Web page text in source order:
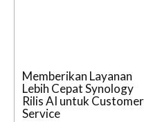
Memberikan Layanan
Lebih Cepat Synology
Rilis AI untuk Customer
Service